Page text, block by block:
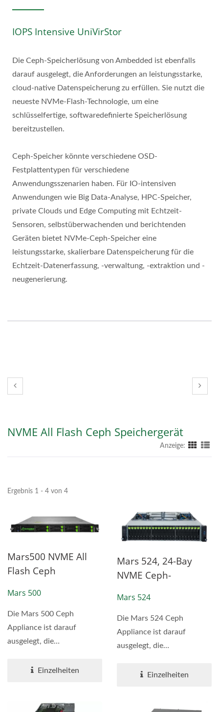
IOPS Intensive UniVirStor
Die Ceph-Speicherlösung von Ambedded ist ebenfalls
darauf ausgelegt, die Anforderungen an leistungsstarke,
cloud-native Datenspeicherung zu erfüllen. Sie nutzt die
neueste NVMe-Flash-Technologie, um eine
schlüsselfertige, softwaredefinierte Speicherlösung
bereitzustellen.
Ceph-Speicher könnte verschiedene OSD-
Festplattentypen für verschiedene
Anwendungsszenarien haben. Für IO-intensiven
Anwendungen wie Big Data-Analyse, HPC-Speicher,
private Clouds und Edge Computing mit Echtzeit-
Sensoren, selbstüberwachenden und berichtenden
Geräten bietet NVMe-Ceph-Speicher eine
leistungsstarke, skalierbare Datenspeicherung für die
Echtzeit-Datenerfassung, -verwaltung, -extraktion und -
neugenerierung.
NVME All Flash Ceph Speichergerät
Anzeige:
Ergebnis 1 - 4 von 4
Mars500 NVME All
Flash Ceph
Mars 500
Die Mars 500 Ceph
Appliance ist darauf
ausgelegt, die
leistungsstarke, cloud-
Einzelheiten
Mars 524, 24-Bay
NVME Ceph-
Mars 524
Die Mars 524 Ceph
Appliance ist darauf
ausgelegt, die
leistungsstarke, cloud-
Einzelheiten